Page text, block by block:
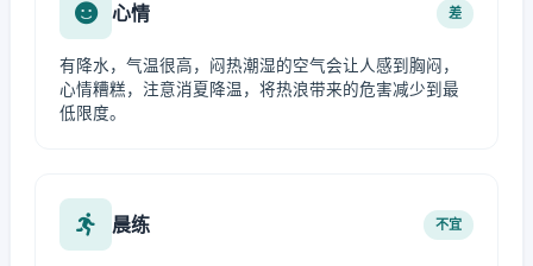
心情 差
有降水，气温很高，闷热潮湿的空气会让人感到胸闷，
心情糟糕，注意消夏降温，将热浪带来的危害减少到最
低限度。
晨练 不宜